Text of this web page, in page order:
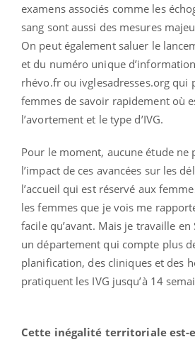
examens associés comme les
sang sont aussi des mesures
On peut également saluer le
et du numéro unique
rhévo.fr ou ivglesadresses.org qui
femmes de savoir rapidement où
l’avortement et le type d’IVG.
Pour le moment, aucune étude ne
l’impact de ces avancées sur les
l’accueil qui est réservé aux
les femmes que je vois me
facile qu’avant. Mais je travaille en
un département qui compte plus
planification, des cliniques et des
pratiquent les IVG jusqu’à 14
Cette inégalité territoriale est-